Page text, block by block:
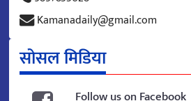
Kamanadaily@gmail.com
सोसल मिडिया
Follow us on Facebook